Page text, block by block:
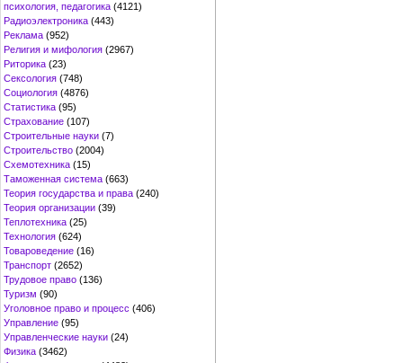
психология, педагогика (4121)
Радиоэлектроника (443)
Реклама (952)
Религия и мифология (2967)
Риторика (23)
Сексология (748)
Социология (4876)
Статистика (95)
Страхование (107)
Строительные науки (7)
Строительство (2004)
Схемотехника (15)
Таможенная система (663)
Теория государства и права (240)
Теория организации (39)
Теплотехника (25)
Технология (624)
Товароведение (16)
Транспорт (2652)
Трудовое право (136)
Туризм (90)
Уголовное право и процесс (406)
Управление (95)
Управленческие науки (24)
Физика (3462)